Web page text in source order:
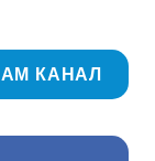
КАНАЛ